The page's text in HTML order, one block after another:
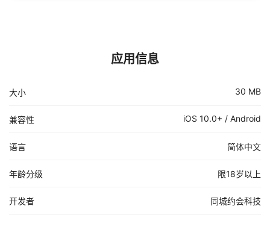
应用信息
大小 30 MB
兼容性 iOS 10.0+ / Android
语言 简体中文
年龄分级 限18岁以上
开发者 同城约会科技